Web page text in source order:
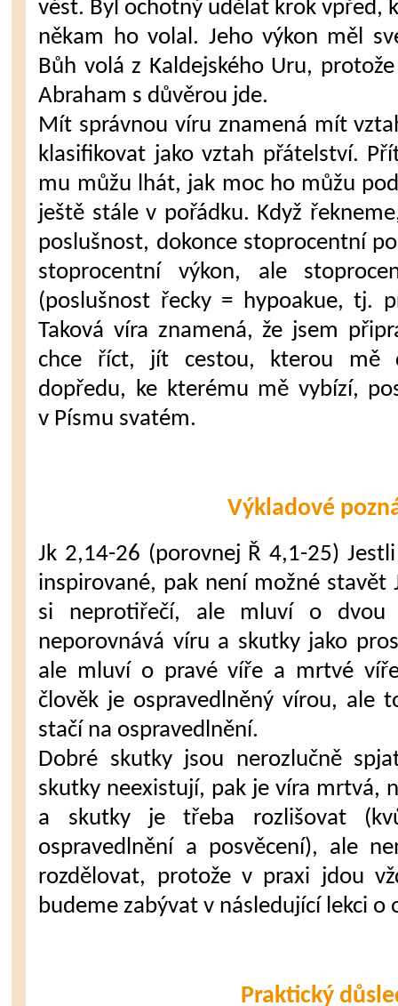
vést. Byl ochotný udělat krok vpřed,
někam ho volal. Jeho výkon měl
Bůh volá z Kaldejského Uru,
Abraham s důvěrou jde.
Mít správnou víru znamená mít
klasifikovat jako vztah přátelství.
mu můžu lhát, jak moc ho můžu
ještě stále v pořádku. Když
poslušnost, dokonce stoprocentní
stoprocentní výkon, ale
(poslušnost řecky = hypoakue, tj.
Taková víra znamená, že jsem
chce říct, jít cestou, kterou mě
dopředu, ke kterému mě vybízí,
v Písmu svatém.
Výkladové
Jk 2,14-26 (porovnej Ř 4,1-25)
inspirované, pak není možné stavět
si neprotiřečí, ale mluví o dvou
neporovnává víru a skutky jako
ale mluví o pravé víře a mrtvé
člověk je ospravedlněný vírou, ale
stačí na ospravedlnění.
Dobré skutky jsou nerozlučně
skutky neexistují, pak je víra mrtvá,
a skutky je třeba rozlišovat
ospravedlnění a posvěcení), ale
rozdělovat, protože v praxi jdou
budeme zabývat v následující lekci o
Praktický